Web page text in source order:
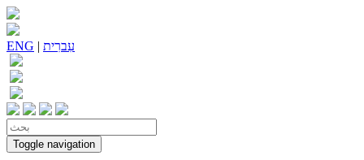
ENG | עִברִית
Toggle navigation